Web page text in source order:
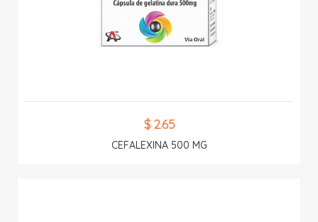
$ 2.65
CEFALEXINA 500 MG